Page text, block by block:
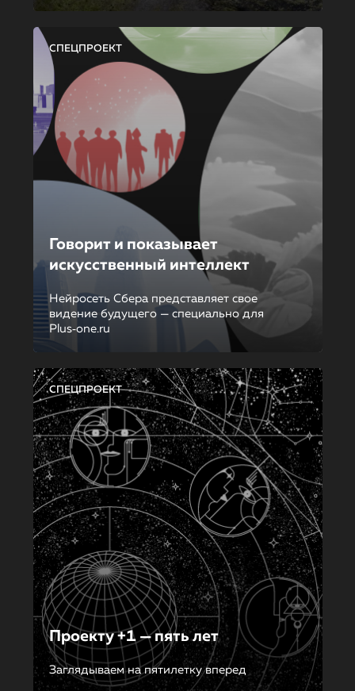
СПЕЦПРОЕКТ
Говорит и показывает
искусственный интеллект
Нейросеть Сбера представляет свое
видение будущего — специально для
Plus‑one.ru
СПЕЦПРОЕКТ
Проекту +1 — пять лет
Заглядываем на пятилетку вперед